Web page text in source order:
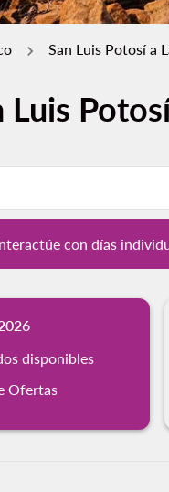
San Luis Potosí a
con días
con días
disponibles
Ofertas